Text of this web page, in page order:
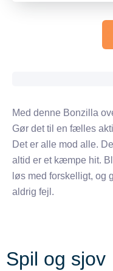
Med denne Bonzilla
Gør det til en fælles
Det er alle mod alle.
altid er et kæmpe hit.
løs med forskelligt, og
aldrig fejl.
Spil og sjov